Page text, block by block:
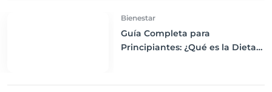
Bienestar
Guía Completa para
Principiantes: ¿Qué es la Dieta